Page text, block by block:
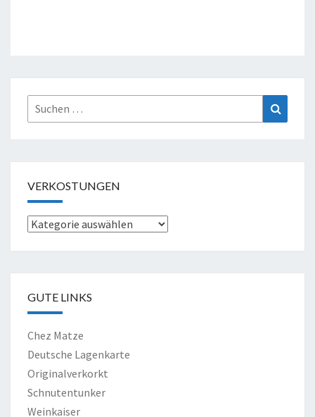
Suche
nach:
VERKOSTUNGEN
Verkostungen
GUTE LINKS
Chez Matze
Deutsche Lagenkarte
Originalverkorkt
Schnutentunker
Weinkaiser